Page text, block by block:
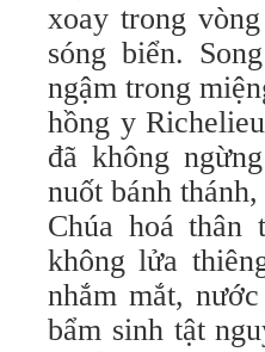
xoay trong
sóng biển.
ngậm trong
hồng y
đã không
nuốt bánh
Chúa hoá thân
không lửa
nhắm mắt,
bẩm sinh tật